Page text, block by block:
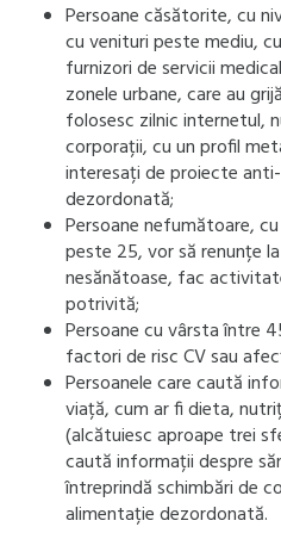
Persoane căsătorite, cu
cu venituri peste mediu,
furnizori de servicii
zonele urbane, care au
folosesc zilnic internetul,
corporații, cu un profil
interesați de proiecte
dezordonată;
Persoane nefumătoare,
peste 25, vor să renunțe
nesănătoase, fac
potrivită;
Persoane cu vârsta între
factori de risc CV sau
Persoanele care caută
viață, cum ar fi dieta,
(alcătuiesc aproape trei
caută informații despre
întreprindă schimbări de
alimentație dezordonată.